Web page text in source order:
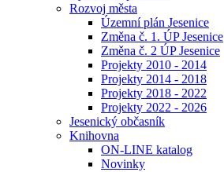
Rozvoj města
Územní plán Jesenice
Změna č. 1. ÚP Jesenice
Změna č. 2 ÚP Jesenice
Projekty 2010 - 2014
Projekty 2014 - 2018
Projekty 2018 - 2022
Projekty 2022 - 2026
Jesenický občasník
Knihovna
ON-LINE katalog
Novinky